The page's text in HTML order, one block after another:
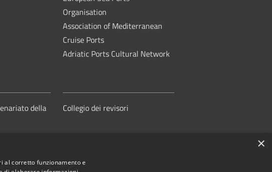
Organisation
Association of Mediterranean
Cruise Ports
Adriatic Ports Cultural Network
della
Collegio dei revisori
×
al corretto funzionamento e